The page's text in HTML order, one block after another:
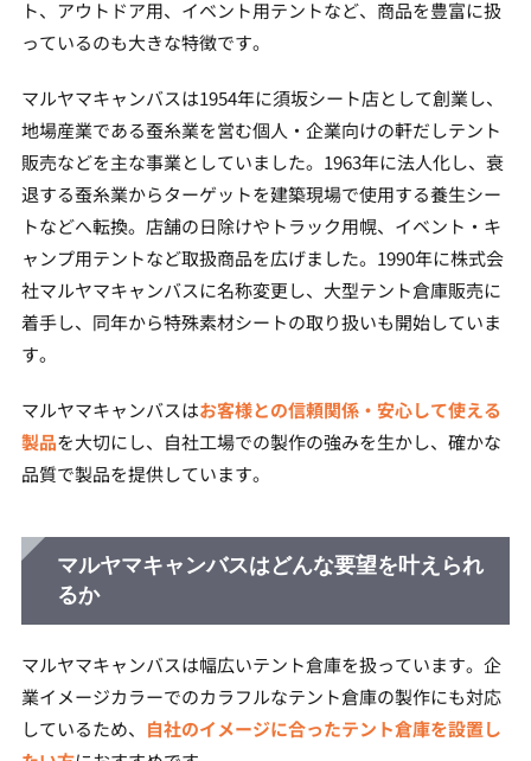
ト、アウトドア用、イベント用テントなど、商品を豊富に扱
っているのも大きな特徴です。
マルヤマキャンバスは1954年に須坂シート店として創業し、
地場産業である蚕糸業を営む個人・企業向けの軒だしテント
販売などを主な事業としていました。1963年に法人化し、衰
退する蚕糸業からターゲットを建築現場で使用する養生シー
トなどへ転換。店舗の日除けやトラック用幌、イベント・キ
ャンプ用テントなど取扱商品を広げました。1990年に株式会
社マルヤマキャンバスに名称変更し、大型テント倉庫販売に
着手し、同年から特殊素材シートの取り扱いも開始していま
す。
マルヤマキャンバスはお客様との信頼関係・安心して使える
製品を大切にし、自社工場での製作の強みを生かし、確かな
品質で製品を提供しています。
マルヤマキャンバスはどんな要望を叶えられ
るか
マルヤマキャンバスは幅広いテント倉庫を扱っています。企
業イメージカラーでのカラフルなテント倉庫の製作にも対応
しているため、 自社のイメージに合ったテント倉庫を設置し